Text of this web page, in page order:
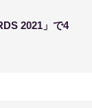
2021」で4